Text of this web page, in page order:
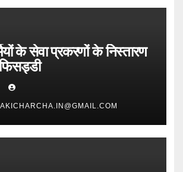
के सेवा प्रकरणों के निस्तारण